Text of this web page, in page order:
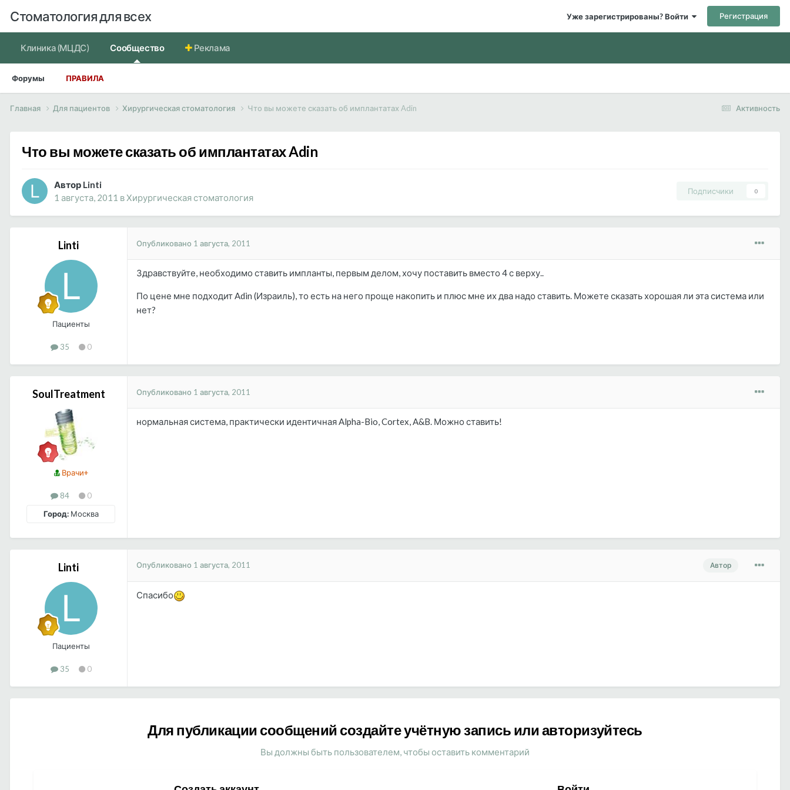
Стоматология для всех Уже зарегистрированы? Войти Регистрация
Клиника (МЦДС) Сообщество
Форумы ПРАВИЛА
Реклама
Активность
Главная Для пациентов Хирургическая стоматология Что вы можете сказать об имплантатах Adin
Что вы можете сказать об имплантатах Adin
Автор Linti
1 августа, 2011 вХирургическая стоматология
Подписчики 0
Linti
Пациенты
35 0
Опубликовано 1 августа, 2011
Здравствуйте, необходимо ставить импланты, первым делом, хочу поставить вместо 4 с верху..
По цене мне подходит Adin (Израиль), то есть на него проще накопить и плюс мне их два надо ставить. Можете сказать хорошая ли эта система или
нет?
SoulTreatment
Врачи+
84
0
Город:Москва
Опубликовано 1 августа, 2011
нормальная система, практически идентичная Alpha-Bio, Cortex, A&B. Можно ставить!
Linti
Пациенты
35 0
Автор
Опубликовано 1 августа, 2011
Спасибо
Для публикации сообщений создайте учётную запись или авторизуйтесь
Вы должны быть пользователем, чтобы оставить комментарий